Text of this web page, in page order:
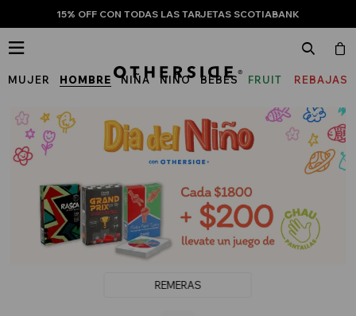
15% OFF CON TODAS LAS TARJETAS SCOTIABANK
MUJER HOMBRE NIÑA NIÑO BEBÉS
FRUIT
THE
LOOM
REBAJAS

REMERAS